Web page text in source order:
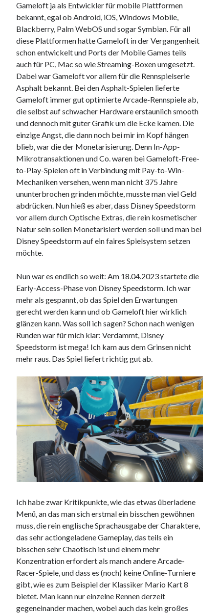
Gameloft ja als Entwickler für mobile Plattformen
bekannt, egal ob Android, iOS, Windows Mobile,
Blackberry, Palm WebOS und sogar Symbian. Für all
diese Plattformen hatte Gameloft in der Vergangenheit
schon entwickelt und Ports der Mobile Games teils
auch für PC, Mac so wie Streaming-Boxen umgesetzt.
Dabei war Gameloft vor allem für die Rennspielserie
Asphalt bekannt. Bei den Asphalt-Spielen lieferte
Gameloft immer gut optimierte Arcade-Rennspiele ab,
die selbst auf schwacher Hardware erstaunlich smooth
und dennoch mit guter Grafik um die Ecke kamen. Die
einzige Angst, die dann noch bei mir im Kopf hängen
blieb, war die der Monetarisierung. Denn In-App-
Mikrotransaktionen und Co. waren bei Gameloft-Free-
to-Play-Spielen oft in Verbindung mit Pay-to-Win-
Mechaniken versehen, wenn man nicht 375 Jahre
ununterbrochen grinden möchte, musste man viel Geld
abdrücken. Nun hieß es aber, dass Disney Speedstorm
vor allem durch Optische Extras, die rein kosmetischer
Natur sein sollen Monetarisiert werden soll und man bei
Disney Speedstorm auf ein faires Spielsystem setzen
möchte.
Nun war es endlich so weit: Am 18.04.2023 startete die
Early-Access-Phase von Disney Speedstorm. Ich war
mehr als gespannt, ob das Spiel den Erwartungen
gerecht werden kann und ob Gameloft hier wirklich
glänzen kann. Was soll ich sagen? Schon nach wenigen
Runden war für mich klar: Verdammt, Disney
Speedstorm ist mega! Ich kam aus dem Grinsen nicht
mehr raus. Das Spiel liefert richtig gut ab.
Ich habe zwar Kritikpunkte, wie das etwas überladene
Menü, an das man sich erstmal ein bisschen gewöhnen
muss, die rein englische Sprachausgabe der Charaktere,
das sehr actiongeladene Gameplay, das teils ein
bisschen sehr Chaotisch ist und einem mehr
Konzentration erfordert als manch andere Arcade-
Racer-Spiele, und dass es (noch) keine Online-Turniere
gibt, wie es zum Beispiel der Klassiker Mario Kart 8
bietet. Man kann nur einzelne Rennen derzeit
gegeneinander machen, wobei auch das kein großes